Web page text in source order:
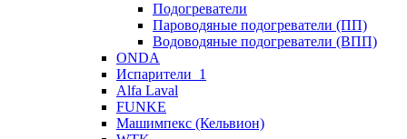
Подогреватели
Пароводяные подогреватели (ПП)
Водоводяные подогреватели (ВПП)
ONDA
Испарители_1
Alfa Laval
FUNKE
Машимпекс (Кельвион)